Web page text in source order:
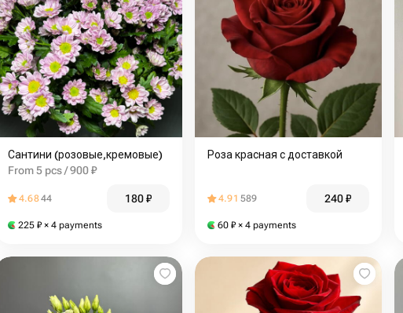
Сантини (розовые,кремовые)
From 5 pcs / 900 ₽
4.6844 180₽
225 ₽ × 4 payments
Роза красная с доставкой
4.91 589 240₽
60 ₽ × 4 payments